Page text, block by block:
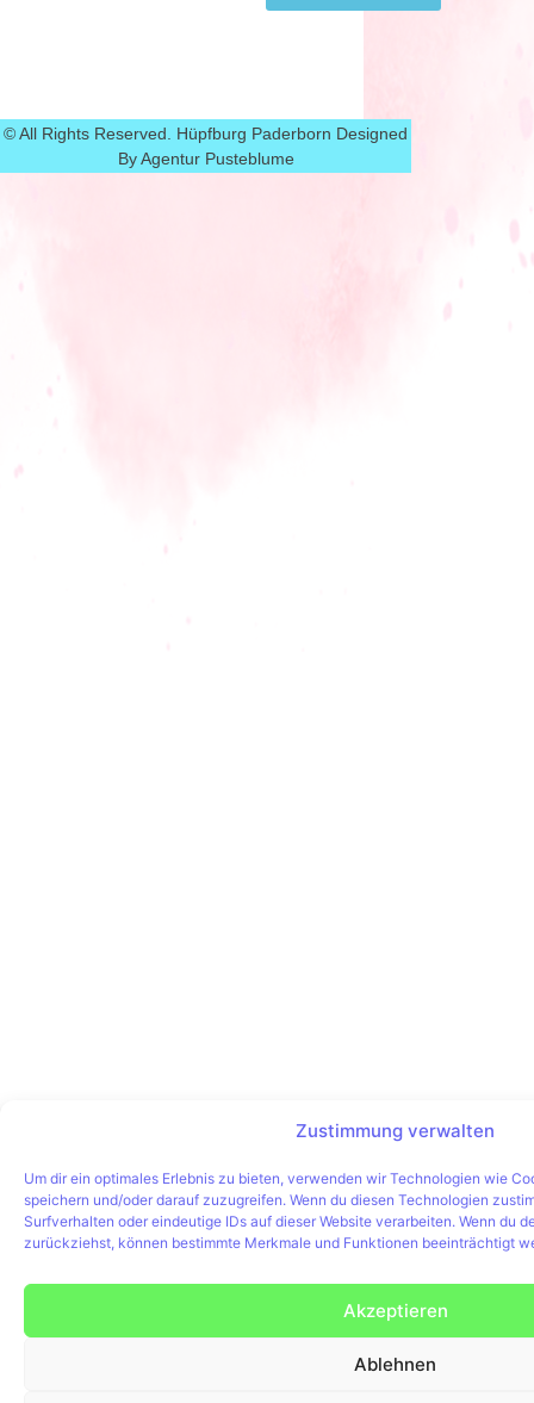
Zustimmung verwalten
Um dir ein optimales Erlebnis zu bieten, verwenden wir Technologien wie
speichern und/oder darauf zuzugreifen. Wenn du diesen Technologien
Surfverhalten oder eindeutige IDs auf dieser Website verarbeiten. Wenn du
zurückziehst, können bestimmte Merkmale und Funktionen beeinträchtigt
Akzeptieren
Ablehnen
© All Rights Reserved. Hüpfburg Paderborn Designed
By Agentur Pusteblume